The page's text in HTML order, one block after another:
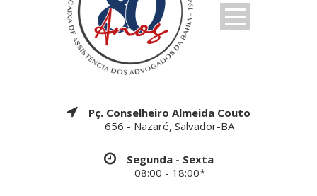
Pç. Conselheiro Almeida Couto
656 - Nazaré, Salvador-BA
Segunda - Sexta
08:00 - 18:00*